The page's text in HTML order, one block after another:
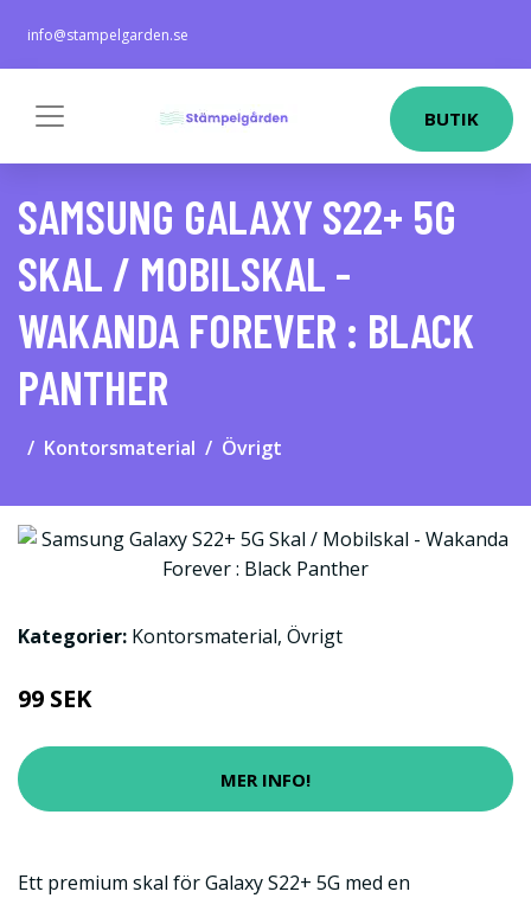
info@stampelgarden.se
BUTIK
SAMSUNG GALAXY S22+ 5G
SKAL / MOBILSKAL -
WAKANDA FOREVER : BLACK
PANTHER
Kontorsmaterial Övrigt
Kategorier: Kontorsmaterial, Övrigt
99 SEK
MER INFO!
Ett premium skal för Galaxy S22+ 5G med en